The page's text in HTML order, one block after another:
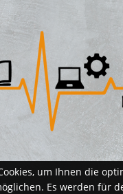
um Ihnen die
Es werden für